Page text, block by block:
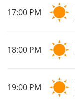
17:00 PM
18:00 PM
19:00 PM